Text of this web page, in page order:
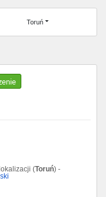
Toruń
(Toruń) -